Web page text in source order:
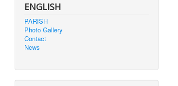
ENGLISH
PARISH
Photo Gallery
Contact
News